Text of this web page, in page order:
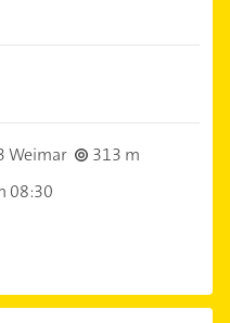
Weimar
313 m
08:30